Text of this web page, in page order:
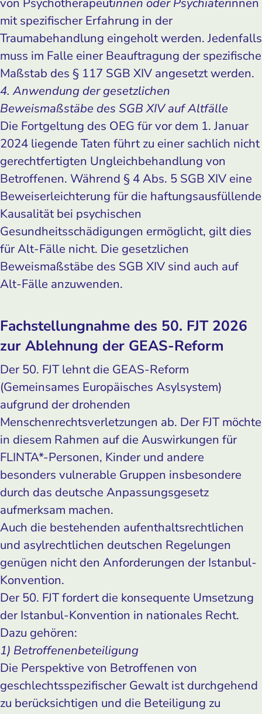
mit spezifischer Erfahrung in der
Traumabehandlung eingeholt werden. Jedenfalls
muss im Falle einer Beauftragung der spezifische
Maßstab des § 117 SGB XIV angesetzt werden.
4. Anwendung der gesetzlichen
Beweismaßstäbe des SGB XIV auf Altfälle
Die Fortgeltung des OEG für vor dem 1. Januar
2024 liegende Taten führt zu einer sachlich nicht
gerechtfertigten Ungleichbehandlung von
Betroffenen. Während § 4 Abs. 5 SGB XIV eine
Beweiserleichterung für die haftungsausfüllende
Kausalität bei psychischen
Gesundheitsschädigungen ermöglicht, gilt dies
für Alt-Fälle nicht. Die gesetzlichen
Beweismaßstäbe des SGB XIV sind auch auf
Alt-Fälle anzuwenden.
Fachstellungnahme des 50. FJT 2026
zur Ablehnung der GEAS-Reform
Der 50. FJT lehnt die GEAS-Reform
(Gemeinsames Europäisches Asylsystem)
aufgrund der drohenden
Menschenrechtsverletzungen ab. Der FJT möchte
in diesem Rahmen auf die Auswirkungen für
FLINTA*-Personen, Kinder und andere
besonders vulnerable Gruppen insbesondere
durch das deutsche Anpassungsgesetz
aufmerksam machen.
Auch die bestehenden aufenthaltsrechtlichen
und asylrechtlichen deutschen Regelungen
genügen nicht den Anforderungen der Istanbul-
Konvention.
Der 50. FJT fordert die konsequente Umsetzung
der Istanbul-Konvention in nationales Recht.
Dazu gehören:
1) Betroffenenbeteiligung
Die Perspektive von Betroffenen von
geschlechtsspezifischer Gewalt ist durchgehend
zu berücksichtigen und die Beteiligung zu